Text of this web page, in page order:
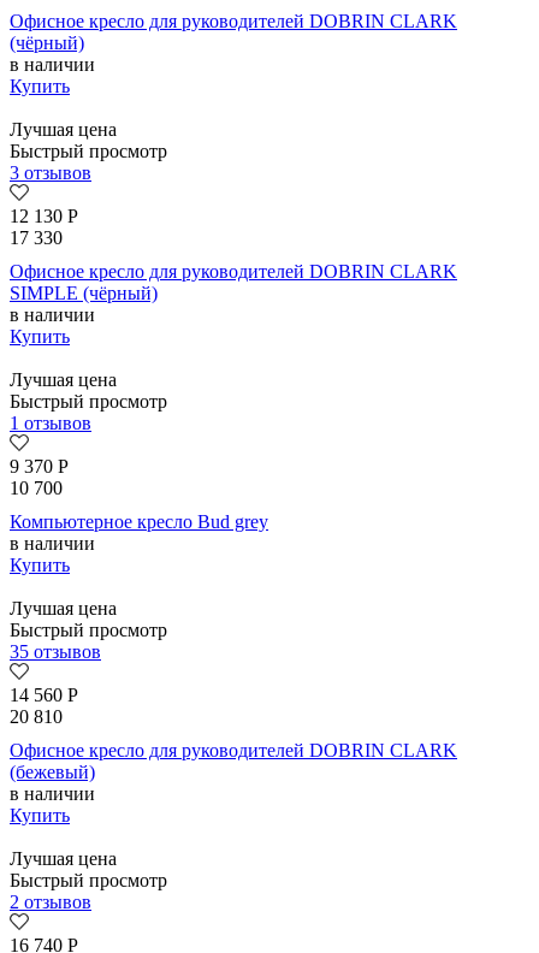
Офисное кресло для руководителей DOBRIN CLARK
(чёрный)
в наличии
Купить
Лучшая цена
Быстрый просмотр
3 отзывов
12 130 Р
17 330
Офисное кресло для руководителей DOBRIN CLARK
SIMPLE (чёрный)
в наличии
Купить
Лучшая цена
Быстрый просмотр
1 отзывов
9 370 Р
10 700
Компьютерное кресло Bud grey
в наличии
Купить
Лучшая цена
Быстрый просмотр
35 отзывов
14 560 Р
20 810
Офисное кресло для руководителей DOBRIN CLARK
(бежевый)
в наличии
Купить
Лучшая цена
Быстрый просмотр
2 отзывов
16 740 Р